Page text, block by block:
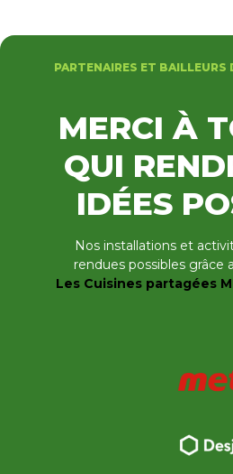
PARTENAIRES ET BAILLEURS
MERCI À
QUI
IDÉES
Nos installations et
rendues possibles grâce
Les Cuisines partagées